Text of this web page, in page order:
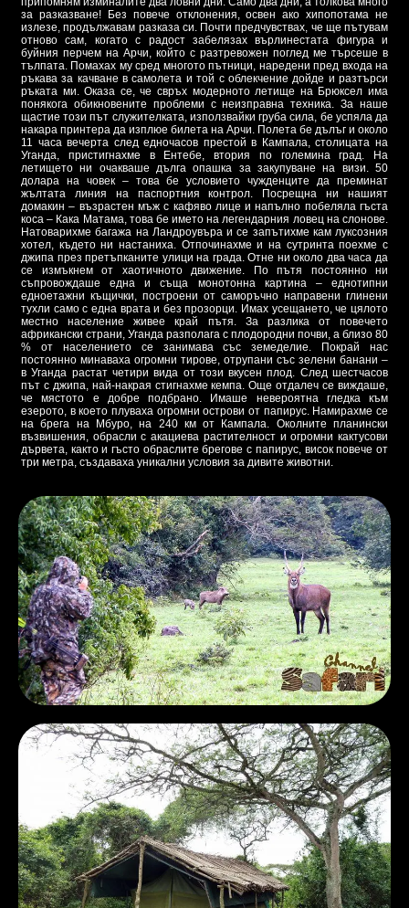
за разказване! Без повече отклонения, освен ако хипопотама не
излезе, продължавам разказа си. Почти предчувствах, че ще пътувам
отново сам, когато с радост забелязах върлинестата фигура и
буйния перчем на Арчи, който с разтревожен поглед ме търсеше в
тълпата. Помахах му сред многото пътници, наредени пред входа на
ръкава за качване в самолета и той с облекчение дойде и разтърси
ръката ми. Оказа се, че свръх модерното летище на Брюксел има
понякога обикновените проблеми с неизправна техника. За наше
щастие този път служителката, използвайки груба сила, бе успяла да
накара принтера да изплюе билета на Арчи. Полета бе дълъг и около
11 часа вечерта след едночасов престой в Кампала, столицата на
Уганда, пристигнахме в Ентебе, втория по големина град. На
летището ни очакваше дълга опашка за закупуване на визи. 50
долара на човек – това бе условието чужденците да преминат
жълтата линия на паспортния контрол. Посрещна ни нашият
домакин – възрастен мъж с кафяво лице и напълно побеляла гъста
коса – Кака Матама, това бе името на легендарния ловец на слонове.
Натоварихме багажа на Ландроувъра и се запътихме кам луксозния
хотел, където ни настаниха. Отпочинахме и на сутринта поехме с
джипа през претъпканите улици на града. Отне ни около два часа да
се измъкнем от хаотичното движение. По пътя постоянно ни
съпровождаше една и съща монотонна картина – еднотипни
едноетажни къщички, построени от саморъчно направени глинени
тухли само с една врата и без прозорци. Имах усещането, че цялото
местно население живее край пътя. За разлика от повечето
африкански страни, Уганда разполага с плодородни почви, а близо 80
% от населението се занимава със земеделие. Покрай нас
постоянно минаваха огромни тирове, отрупани със зелени банани –
в Уганда растат четири вида от този вкусен плод. След шестчасов
път с джипа, най-накрая стигнахме кемпа. Още отдалеч се виждаше,
че мястото е добре подбрано. Имаше невероятна гледка към
езерото, в което плуваха огромни острови от папирус. Намирахме се
на брега на Мбуро, на 240 км от Кампала. Околните планински
възвишения, обрасли с акациева растителност и огромни кактусови
дървета, както и гъсто обраслите брегове с папирус, висок повече от
три метра, създаваха уникални условия за дивите животни.